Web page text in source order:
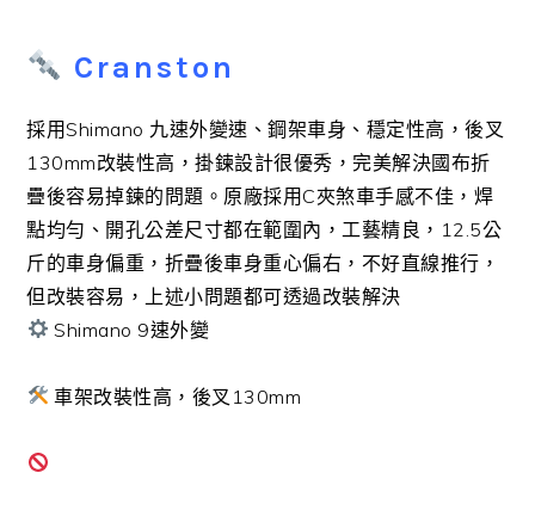
Cranston
採用Shimano 九速外變速、鋼架車身、穩定性高，後叉
130mm改裝性高，掛鍊設計很優秀，完美解決國布折
疊後容易掉鍊的問題。原廠採用C夾煞車手感不佳，焊
點均勻、開孔公差尺寸都在範圍內，工藝精良，12.5公
斤的車身偏重，折疊後車身重心偏右，不好直線推行，
但改裝容易，上述小問題都可透過改裝解決
Shimano 9速外變
車架改裝性高，後叉130mm